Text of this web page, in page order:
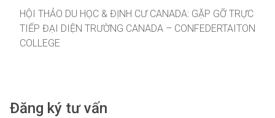
HỘI THẢO DU HỌC & ĐỊNH CƯ CANADA: GẶP GỠ TRỰC
TIẾP ĐẠI DIỆN TRƯỜNG CANADA – CONFEDERTAITON
COLLEGE
Đăng ký tư vấn